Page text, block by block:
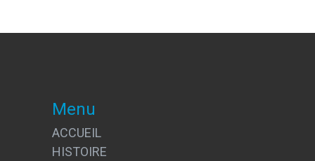
Menu
ACCUEIL
HISTOIRE